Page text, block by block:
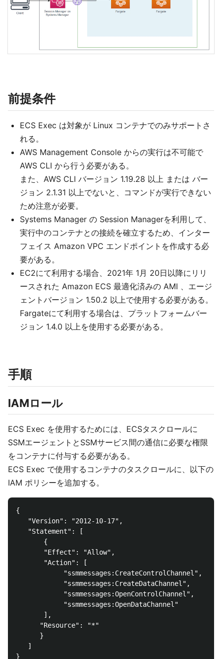
前提条件
ECS Exec は対象が Linux コンテナでのみサポートさ
れる。
AWS Management Console からの実行は不可能で
AWS CLI から行う必要がある。
また、AWS CLI バージョン 1.19.28 以上 または バー
ジョン 2.1.31 以上でないと、コマンドが実行できない
ため注意が必要。
Systems Manager の Session Managerを利用して、
実行中のコンテナとの接続を確立するため、インター
フェイス Amazon VPC エンドポイントを作成する必
要がある。
EC2にて利用する場合、2021年 1月 20日以降にリリ
ースされた Amazon ECS 最適化済みの AMI 、エージ
ェントバージョン 1.50.2 以上で使用する必要がある。
Fargateにて利用する場合は、プラットフォームバー
ジョン 1.4.0 以上を使用する必要がある。
手順
IAMロール
ECS Exec を使用するためには、ECSタスクロールに
SSMエージェントとSSMサービス間の通信に必要な権限
をコンテナに付与する必要がある。
ECS Exec で使用するコンテナのタスクロールに、以下の
IAM ポリシーを追加する。
{
   "Version": "2012-10-17",
   "Statement": [
       {
       "Effect": "Allow",
       "Action": [
            "ssmmessages:CreateControlChannel",
            "ssmmessages:CreateDataChannel",
            "ssmmessages:OpenControlChannel",
            "ssmmessages:OpenDataChannel"
       ],
      "Resource": "*"
      }
   ]